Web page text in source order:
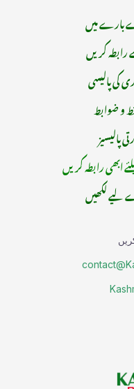
بارے میں
کریں
کی پالیسی
و ضوابط
پالیسیز
ابھی رابطہ کریں
لیے لکھیں